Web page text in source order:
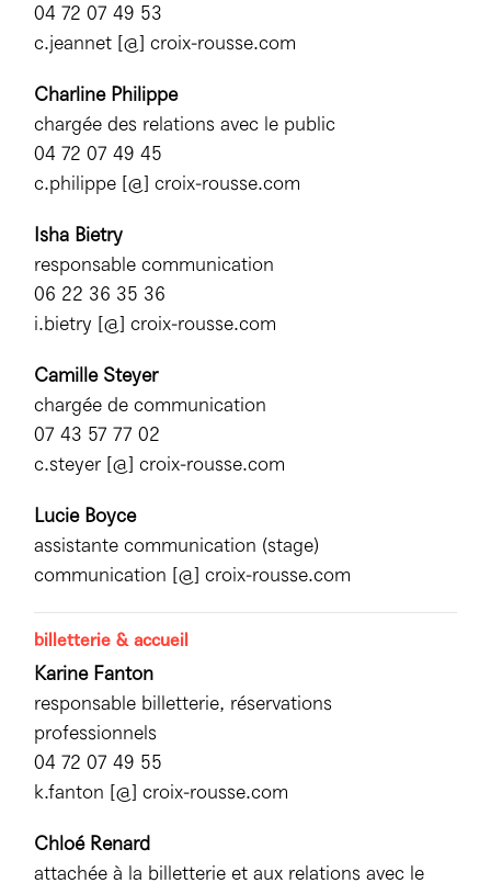
04 72 07 49 53
c.jeannet [@] croix-rousse.com
Charline Philippe
chargée des relations avec le public
04 72 07 49 45
c.philippe [@] croix-rousse.com
Isha Bietry
responsable communication
06 22 36 35 36
i.bietry [@] croix-rousse.com
Camille Steyer
chargée de communication
07 43 57 77 02
c.steyer [@] croix-rousse.com
Lucie Boyce
assistante communication (stage)
communication [@] croix-rousse.com
billetterie & accueil
Karine Fanton
responsable billetterie, réservations
professionnels
04 72 07 49 55
k.fanton [@] croix-rousse.com
Chloé Renard
attachée à la billetterie et aux relations avec le